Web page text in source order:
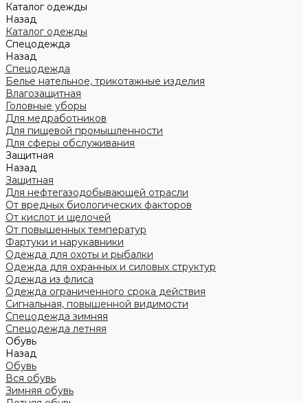
Каталог одежды
Назад
Каталог одежды
Спецодежда
Назад
Спецодежда
Белье нательное, трикотажные изделия
Влагозащитная
Головные уборы
Для медработников
Для пищевой промышленности
Для сферы обслуживания
Защитная
Назад
Защитная
Для нефтегазодобывающей отрасли
От вредных биологических факторов
От кислот и щелочей
От повышенных температур
Фартуки и нарукавники
Одежда для охоты и рыбалки
Одежда для охранных и силовых структур
Одежда из флиса
Одежда ограниченного срока действия
Сигнальная, повышенной видимости
Спецодежда зимняя
Спецодежда летняя
Обувь
Назад
Обувь
Вся обувь
Зимняя обувь